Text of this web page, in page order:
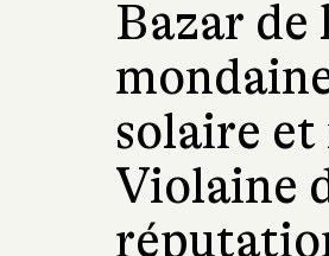
Bazar de
solaire et
Violaine